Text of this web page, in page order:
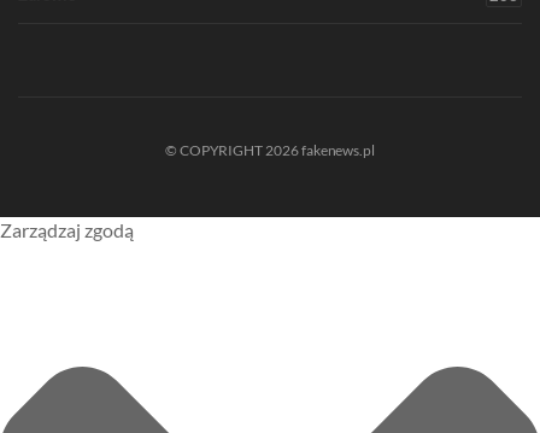
© COPYRIGHT 2026 fakenews.pl
Zarządzaj zgodą